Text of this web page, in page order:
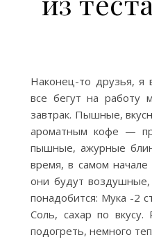
Наконец-то друзья, я
все бегут на работу
завтрак. Пышные,
ароматным кофе —
пышные, ажурные
время, в самом
они будут воздушные,
понадобится: Мука -2
Соль, сахар по
подогреть, немного